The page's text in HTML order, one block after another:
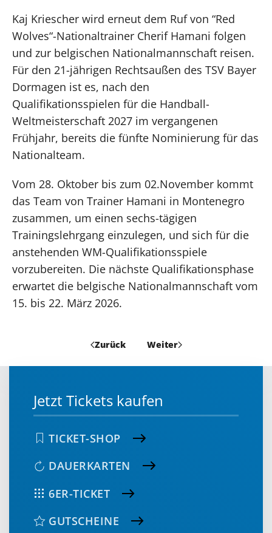
Kaj Kriescher wird erneut dem Ruf von “Red
Wolves“-Nationaltrainer Cherif Hamani folgen
und zur belgischen Nationalmannschaft reisen.
Für den 21-jährigen Rechtsaußen des TSV Bayer
Dormagen ist es, nach den
Qualifikationsspielen für die Handball-
Weltmeisterschaft 2027 im vergangenen
Frühjahr, bereits die fünfte Nominierung für das
Nationalteam.
Vom 28. Oktober bis zum 02.November kommt
das Team von Trainer Hamani in Montenegro
zusammen, um einen sechs-tägigen
Trainingslehrgang einzulegen, und sich für die
anstehenden WM-Qualifikationsspiele
vorzubereiten. Die nächste Qualifikationsphase
erwartet die belgische Nationalmannschaft vom
15. bis 22. März 2026.
Zurück Weiter
Jetzt Tickets kaufen
TICKET-SHOP
DAUERKARTEN
6ER-TICKET
GUTSCHEINE